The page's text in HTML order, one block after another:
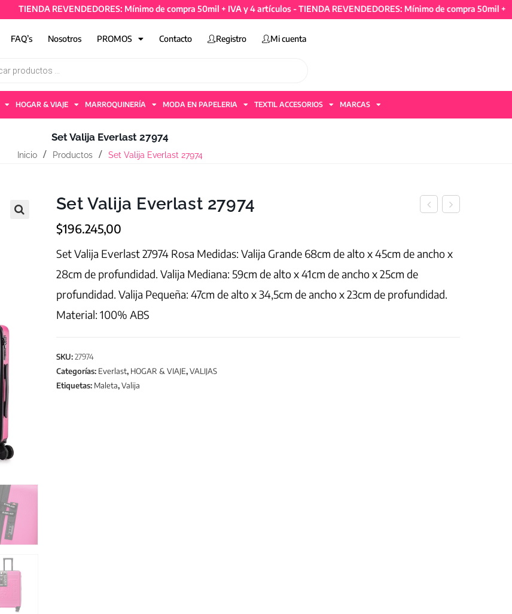
TIENDA REVENDEDORES: Mínimo de compra 50mil + IVA y 4 artículos - TIENDA REVENDEDORES: Mínimo de compra 50mil +
FAQ’s Nosotros PROMOS Contacto Registro Mi cuenta
HOGAR & VIAJE MARROQUINERÍA MODA EN PAPELERIA TEXTIL ACCESORIOS MARCAS
Set Valija Everlast 27974
Inicio Productos Set Valija Everlast 27974
Set Valija Everlast 27974
$196.245,00
Set Valija Everlast 27974 Rosa Medidas: Valija Grande 68cm de alto x 45cm de ancho x
28cm de profundidad. Valija Mediana: 59cm de alto x 41cm de ancho x 25cm de
profundidad. Valija Pequeña: 47cm de alto x 34,5cm de ancho x 23cm de profundidad.
Material: 100% ABS
SKU:27974
Categorías: Everlast, HOGAR & VIAJE,VALIJAS
Etiquetas: Maleta,Valija